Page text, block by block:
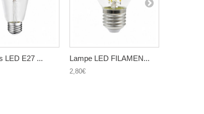
LED E27 ... Lampe LED FILAMEN...
2,80€